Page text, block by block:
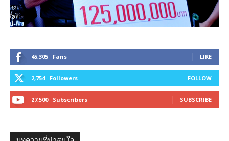
45,305 Fans LIKE
2,754 Followers FOLLOW
27,500 Subscribers SUBSCRIBE